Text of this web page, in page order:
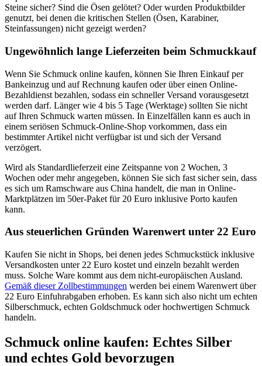
Steine sicher? Sind die Ösen gelötet? Oder wurden Produktbilder
genutzt, bei denen die kritischen Stellen (Ösen, Karabiner,
Steinfassungen) nicht gezeigt werden?
Ungewöhnlich lange Lieferzeiten beim Schmuckkauf
Wenn Sie Schmuck online kaufen, können Sie Ihren Einkauf per
Bankeinzug und auf Rechnung kaufen oder über einen Online-
Bezahldienst bezahlen, sodass ein schneller Versand vorausgesetzt
werden darf. Länger wie 4 bis 5 Tage (Werktage) sollten Sie nicht
auf Ihren Schmuck warten müssen. In Einzelfällen kann es auch in
einem seriösen Schmuck-Online-Shop vorkommen, dass ein
bestimmter Artikel nicht verfügbar ist und sich der Versand
verzögert.
Wird als Standardlieferzeit eine Zeitspanne von 2 Wochen, 3
Wochen oder mehr angegeben, können Sie sich fast sicher sein, dass
es sich um Ramschware aus China handelt, die man in Online-
Marktplätzen im 50er-Paket für 20 Euro inklusive Porto kaufen
kann.
Aus steuerlichen Gründen Warenwert unter 22 Euro
Kaufen Sie nicht in Shops, bei denen jedes Schmuckstück inklusive
Versandkosten unter 22 Euro kostet und einzeln bezahlt werden
muss. Solche Ware kommt aus dem nicht-europäischen Ausland.
Gemäß dieser Zollbestimmungen werden bei einem Warenwert über
22 Euro Einfuhrabgaben erhoben. Es kann sich also nicht um echten
Silberschmuck, echten Goldschmuck oder hochwertigen Schmuck
handeln.
Schmuck online kaufen: Echtes Silber
und echtes Gold bevorzugen